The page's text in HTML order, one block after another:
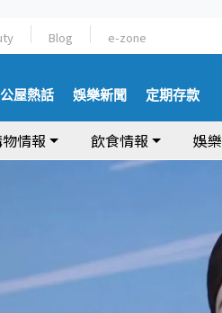
Blog e-zone
公屋熱話 娛樂新聞 定期存款
情報 飲食情報 娛樂